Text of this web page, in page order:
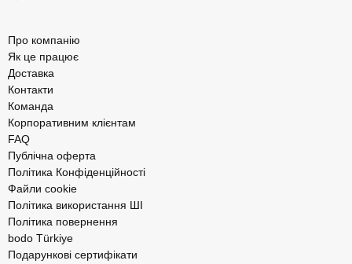
Про компанію
Як це працює
Доставка
Контакти
Команда
Корпоративним клієнтам
FAQ
Публічна оферта
Політика Конфіденційності
Файли cookie
Політика використання ШІ
Політика повернення
bodo Türkiye
Подарункові сертифікати